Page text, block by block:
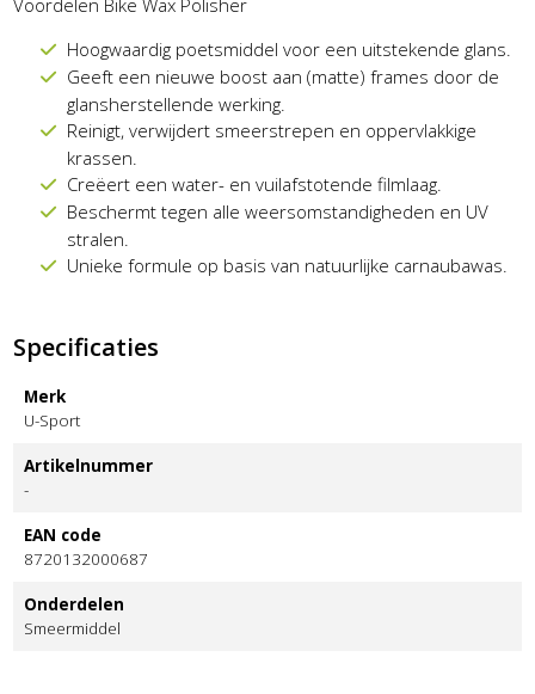
Hoogwaardig poetsmiddel voor een uitstekende glans.
Geeft een nieuwe boost aan (matte) frames door de
glansherstellende werking.
Reinigt, verwijdert smeerstrepen en oppervlakkige
krassen.
Creëert een water- en vuilafstotende filmlaag.
Beschermt tegen alle weersomstandigheden en UV
stralen.
Unieke formule op basis van natuurlijke carnaubawas.
Specificaties
Merk
U-Sport
Artikelnummer
-
EAN code
8720132000687
Onderdelen
Smeermiddel